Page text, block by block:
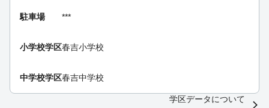
駐車場 ***
小学校学区春吉小学校
中学校学区春吉中学校
学区データについて